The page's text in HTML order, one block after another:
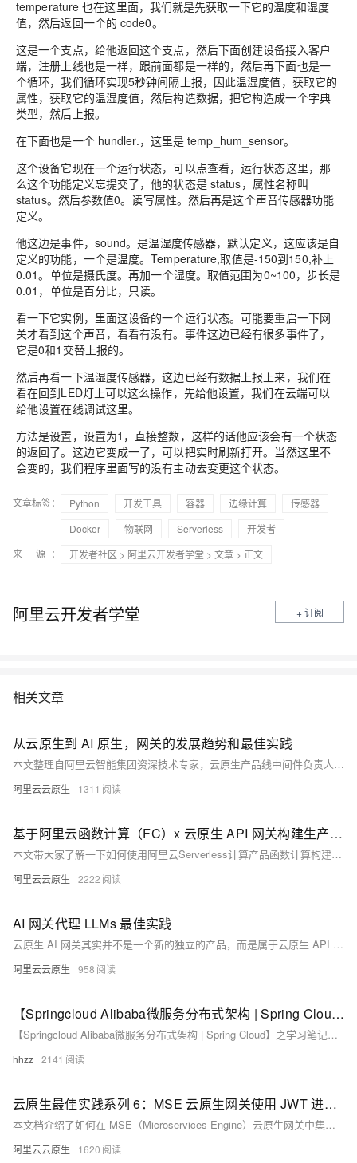
temperature 也在这里面，我们就是先获取一下它的温度和湿度
值，然后返回一个的 code0。
这是一个支点，给他返回这个支点，然后下面创建设备接入客户
端，注册上线也是一样，跟前面都是一样的，然后再下面也是一
个循环，我们循环实现5秒钟间隔上报，因此温湿度值 ， 获取它的
属性，获取它的温湿度值，然后构造数据，把它构造成一个字典
类型，然后上报。
在下面也是一个 hundler.，这里是 temp_hum_sensor。
这个设备它现在一个运行状态，可以点查看，运行状态这里，那
么这个功能定义忘提交了，他的状态是 status， 属性名称叫
status。然后参数值0。读写属性。 然后再是这个声音传感器功能
定义。
他这边是事件， sound。是温湿度传感器，默认定义，这应该是自
定义的功能，一个是温度。Temperature,取值是-150到150,补上
0.01。 单位是摄氏度。再加一个湿度。 取值范围为0~100，步长是
0.01，单位是百分比，只读。
看一下它实例， 里面这设备的一个运行状态。可能要重启一下网
关才看到这个声音，看看有没有。 事件这边已经有很多事件了，
它是0和1交替上报的。
然后再看一下温湿度传感器，这边已经有数据上报上来，我们在
看在回到LED灯上可以这么操作，先给他设置，我们在云端可以
给他设置在线调试这里。
方法是设置 ，设置为1 ，直接整数， 这样的话他应该会有一个状态
的返回了。 这边它变成一了，可以把实时刷新打开。当然这里不
会变的，我们程序里面写的没有主动去变更这个状态。
文章标签： Python 开发工具 容器 边缘计算
传感器
Docker
物联网 Serverless
开发者
来 源：
开发者社区 > 阿里云开发者学堂 > 文章 > 正文
阿里云开发者学堂 + 订阅
相关文章
从云原生到 AI 原生，网关的发展趋势和最佳实践
本文整理自阿里云智能集团资深技术专家，云原生产品线中间件负责人谢吉宝（唐三）在云栖大会的精彩分享。讲师深入浅出的分享了软件架构演进过程中，网关所扮演的各类角色，AI 应用的流量新特征对软件架构和网关所提出的新诉求，以及基于阿里自身实践所带来的开源贡献和商业能力。
阿里云云原生 1311
基于阿里云函数计算（FC）x 云原生 API 网关构建生产级别 LLM Chat 应用方案最佳实践
本文带大家了解一下如何使用阿里云Serverless计算产品函数计算构建生产级别的LLM Chat应用。该最佳实践会指导大家基于开源WebChat组件LobeChat和阿里云函数计算（FC）构建企业生产级别LLM Chat应用。实现同一个WebChat中既可以支持自定义的Agent，也支持基于Ollama部署的开源模型场景。
阿里云云原生 2222
AI 网关代理 LLMs 最佳实践
云原生 AI 网关其实并不是一个新的独立的产品，而是属于云原生 API 网关产品内的一部分功能，基于 AI 的场景，设计了更贴合 AI 业务的 AI API 及各个功能。同时也具备云原生 API 网关本身提供的各个通用能力。
阿里云云原生 958
【Springcloud Alibaba微服务分布式架构 | Spring Cloud】之学习笔记（七）Spring Cloud Gateway服务网关
【Springcloud Alibaba微服务分布式架构 | Spring Cloud】之学习笔记（七）Spring Cloud Gateway服务网关
hhzz 2141
云原生最佳实践系列 6：MSE 云原生网关使用 JWT 进行认证鉴权
本文档介绍了如何在 MSE（Microservices Engine）云原生网关中集成JWT进行全局认证鉴权。
阿里云云原生 1620